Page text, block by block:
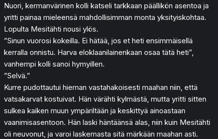
Nuori, kermanvärinen kolli katseli tarkkaan päällikön asentoa ja
yritti painaa mieleensä mahdollisimman monta yksityiskohtaa.
Lopulta Mesitähti nousi ylös.
”Sinun vuorosi kokeilla. Ei hätää, jos et heti ensimmäisellä
kerralla onnistu. Harva eloklaanilainenkaan osaa tätä heti”,
vanhempi kolli sanoi hymyillen.
”Selvä.”
Kurre pudottautui hieman vastahakoisesti maahan niin, että
vatsakarvat kostuivat. Hän värähti kylmästä, mutta yritti sitten
sulkea kaiken muun ympäriltään ja keskittyä ainoastaan
vaanimisasentoon. Hän laski häntäänsä alas, niin kuin Mesitähti
oli neuvonut, ja varoi laskemasta sitä märkään maahan asti.